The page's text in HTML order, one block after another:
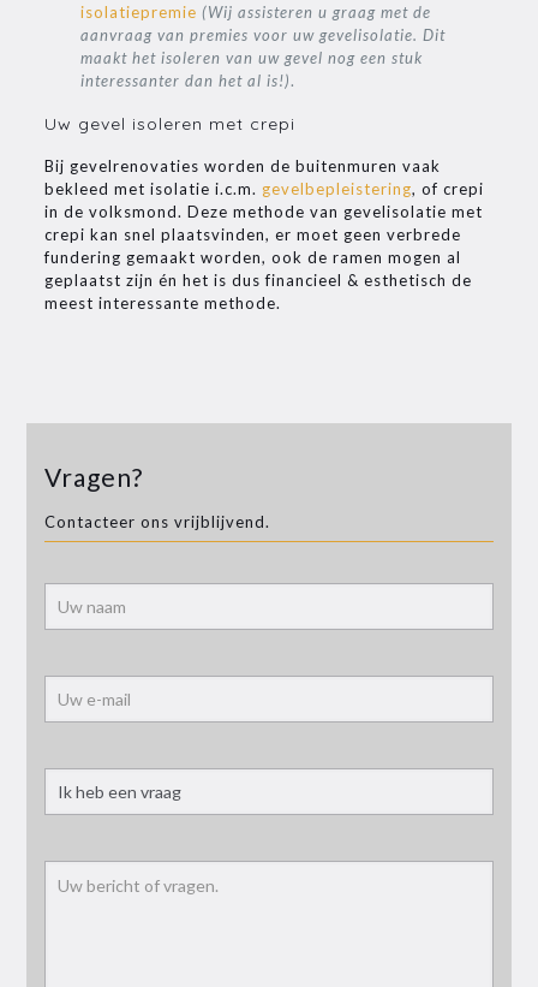
isolatiepremie (Wij assisteren u graag met de
aanvraag van premies voor uw gevelisolatie. Dit
maakt het isoleren van uw gevel nog een stuk
interessanter dan het al is!).
Uw gevel isoleren met crepi
Bij gevelrenovaties worden de buitenmuren vaak
bekleed met isolatie i.c.m. gevelbepleistering, of crepi
in de volksmond. Deze methode van gevelisolatie met
crepi kan snel plaatsvinden, er moet geen verbrede
fundering gemaakt worden, ook de ramen mogen al
geplaatst zijn én het is dus financieel & esthetisch de
meest interessante methode.
Vragen?
Contacteer ons vrijblijvend.